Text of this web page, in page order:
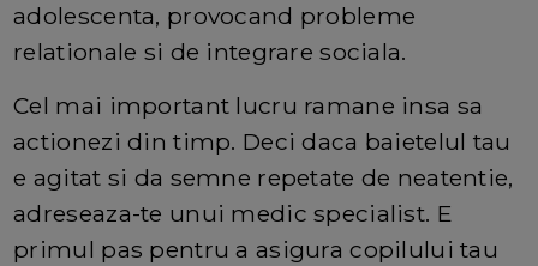
adolescenta, provocand probleme
relationale si de integrare sociala.
Cel mai important lucru ramane insa sa
actionezi din timp. Deci daca baietelul tau
e agitat si da semne repetate de neatentie,
adreseaza-te unui medic specialist. E
primul pas pentru a asigura copilului tau